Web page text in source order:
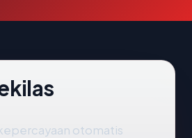
otomatis